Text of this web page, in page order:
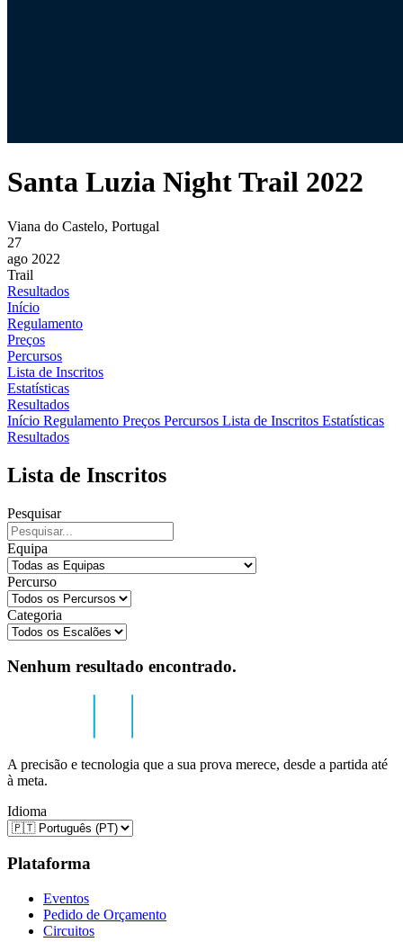
Santa Luzia Night Trail 2022
Viana do Castelo, Portugal
27
ago 2022
Trail
Resultados
Início
Regulamento
Preços
Percursos
Lista de Inscritos
Estatísticas
Resultados
Início Regulamento Preços Percursos Lista de Inscritos Estatísticas
Resultados
Lista de Inscritos
Pesquisar
Equipa
Percurso
Categoria
Nenhum resultado encontrado.
A precisão e tecnologia que a sua prova merece, desde a partida até
à meta.
Idioma
Plataforma
Eventos
Pedido de Orçamento
Circuitos